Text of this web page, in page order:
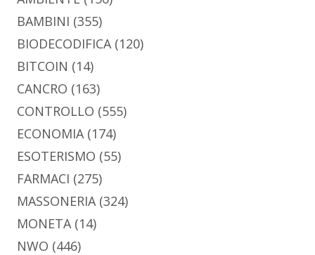
BAMBINI (355)
BIODECODIFICA (120)
BITCOIN (14)
CANCRO (163)
CONTROLLO (555)
ECONOMIA (174)
ESOTERISMO (55)
FARMACI (275)
MASSONERIA (324)
MONETA (14)
NWO (446)